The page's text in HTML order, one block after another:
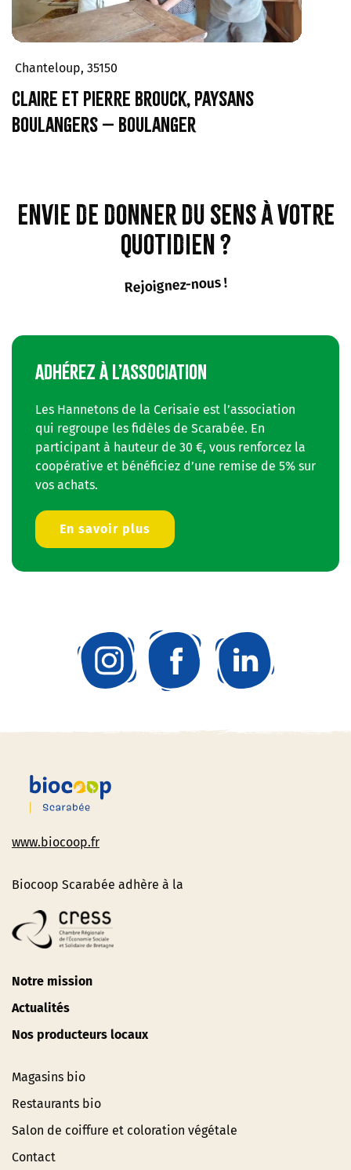
Chanteloup, 35150
Claire et Pierre Brouck, paysans
boulangers – Boulanger
Envie de donner du sens à votre
quotidien ?
Rejoignez-nous !
ADHÉREZ À L’ASSOCIATION
Les Hannetons de la Cerisaie est l’association
qui regroupe les fidèles de Scarabée. En
participant à hauteur de 30 €, vous renforcez la
coopérative et bénéficiez d’une remise de 5% sur
vos achats.
En savoir plus
www.biocoop.fr
Biocoop Scarabée adhère à la
Notre mission
Actualités
Nos producteurs locaux
Magasins bio
Restaurants bio
Salon de coiffure et coloration végétale
Contact